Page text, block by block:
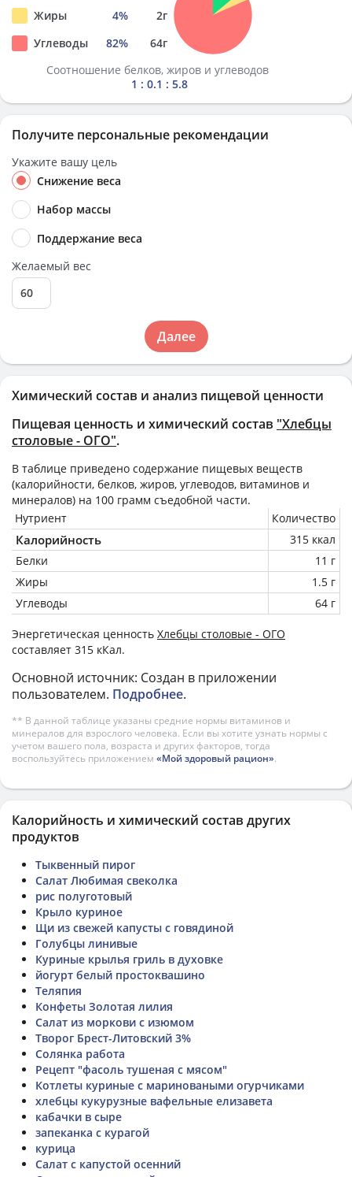
Химический состав и анализ пищевой ценности
Пищевая ценность и химический состав "Хлебцы
столовые - ОГО".
В таблице приведено содержание пищевых веществ
(калорийности, белков, жиров, углеводов, витаминов и
минералов) на 100 грамм съедобной части.
Нутриент
Количество
Калорийность
315 ккал
Белки
11 г
Жиры
1.5 г
Углеводы
64 г
Энергетическая ценность Хлебцы столовые - ОГО
составляет 315 кКал.
Основной источник: Создан в приложении
пользователем. Подробнее.
** В данной таблице указаны средние нормы витаминов и
минералов для взрослого человека. Если вы хотите узнать нормы с
учетом вашего пола, возраста и других факторов, тогда
воспользуйтесь приложением «Мой здоровый рацион».
Жиры
4% 2г
Углеводы
82% 64г
Соотношение белков, жиров и углеводов
1 : 0.1 : 5.8
Получите персональные рекомендации
Укажите вашу цель
Снижение веса
Набор массы
Поддержание веса
Желаемый вес
Далее
Калорийность и химический состав других
продуктов
Тыквенный пирог
Салат Любимая свеколка
рис полуготовый
Крыло куриное
Щи из свежей капусты с говядиной
Голубцы линивые
Куриные крылья гриль в духовке
йогурт белый простоквашино
Теляпия
Конфеты Золотая лилия
Салат из моркови с изюмом
Творог Брест-Литовский 3%
Солянка работа
Рецепт "фасоль тушеная с мясом"
Котлеты куриные с мариноваными огурчиками
хлебцы кукурузные вафельные елизавета
кабачки в сыре
запеканка с курагой
курица
Салат с капустой осенний